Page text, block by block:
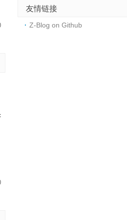
友情链接
Z-Blog on Github